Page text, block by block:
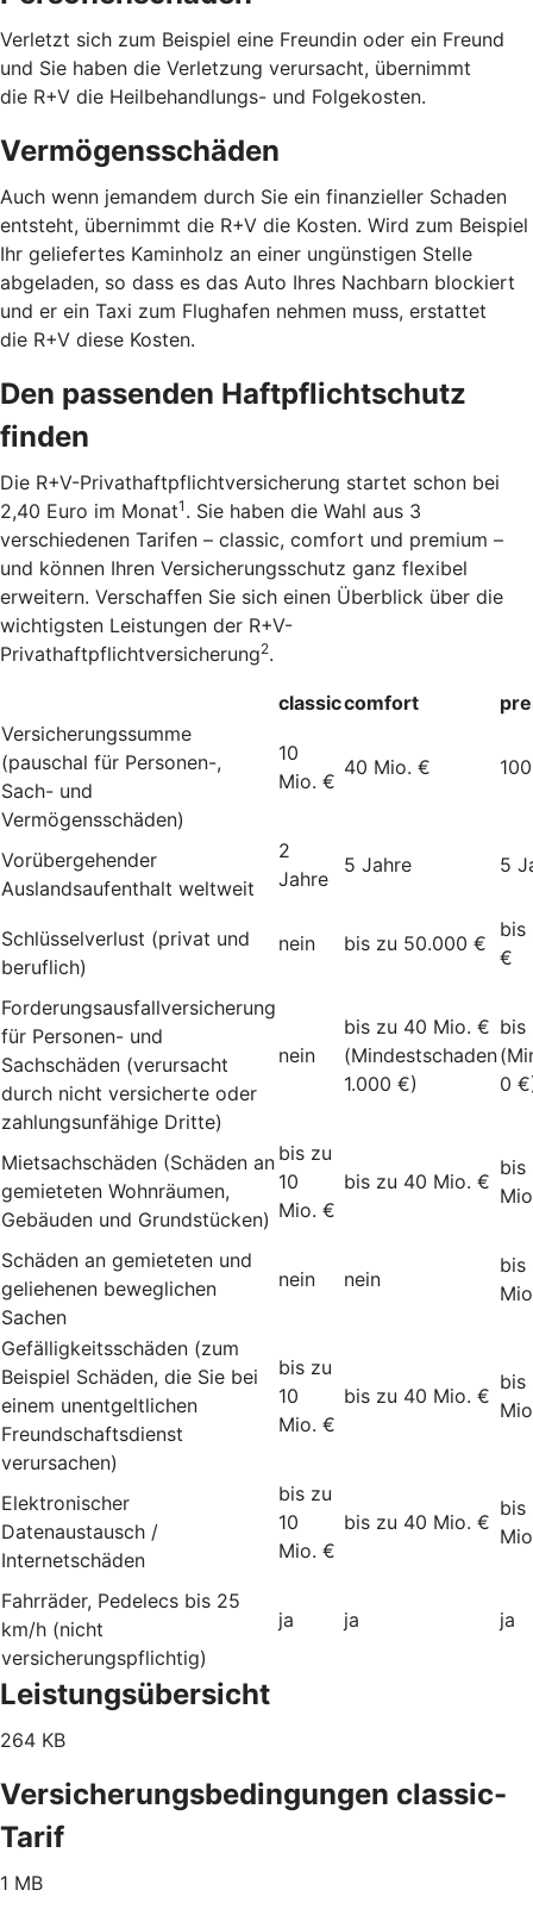
Verletzt sich zum Beispiel eine Freundin oder ein Freund
und Sie haben die Verletzung verursacht, übernimmt
die R+V die Heilbehandlungs- und Folgekosten.
Vermögensschäden
Auch wenn jemandem durch Sie ein finanzieller Schaden
entsteht, übernimmt die R+V die Kosten. Wird zum Beispiel
Ihr geliefertes Kaminholz an einer ungünstigen Stelle
abgeladen, so dass es das Auto Ihres Nachbarn blockiert
und er ein Taxi zum Flughafen nehmen muss, erstattet
die R+V diese Kosten.
Den passenden Haftpflichtschutz
finden
Die R+V-Privathaftpflichtversicherung startet schon bei
2,40 Euro im Monat1 . Sie haben die Wahl aus 3
verschiedenen Tarifen – classic, comfort und premium –
und können Ihren Versicherungsschutz ganz flexibel
erweitern. Verschaffen Sie sich einen Überblick über die
wichtigsten Leistungen der R+V-
Privathaftpflichtversicherung2.
classiccomfort
Versicherungssumme
(pauschal für Personen-,
Sach- und
Vermögensschäden)
10
Mio. €
40 Mio. €
Vorübergehender
Auslandsaufenthalt weltweit
2
Jahre
5 Jahre 5
Schlüsselverlust (privat und
beruflich)
nein bis zu 50.000 €
bis
€
Forderungsausfallversicherung
für Personen- und
Sachschäden (verursacht
durch nicht versicherte oder
zahlungsunfähige Dritte)
nein
bis zu 40 Mio. €
(Mindestschaden
1.000 €)
bis
0
Mietsachschäden (Schäden an
gemieteten Wohnräumen,
Gebäuden und Grundstücken)
bis zu
10
Mio. €
bis zu 40 Mio. €
bis
Schäden an gemieteten und
geliehenen beweglichen
Sachen
nein nein
bis
Gefälligkeitsschäden (zum
Beispiel Schäden, die Sie bei
einem unentgeltlichen
Freundschaftsdienst
verursachen)
bis zu
10
Mio. €
bis zu 40 Mio. €
bis
Elektronischer
Datenaustausch /
Internetschäden
bis zu
10
Mio. €
bis zu 40 Mio. €
bis
Fahrräder, Pedelecs bis 25
km/h (nicht
versicherungspflichtig)
ja ja ja
Leistungsübersicht
264 KB
Versicherungsbedingungen classic-
Tarif
1 MB